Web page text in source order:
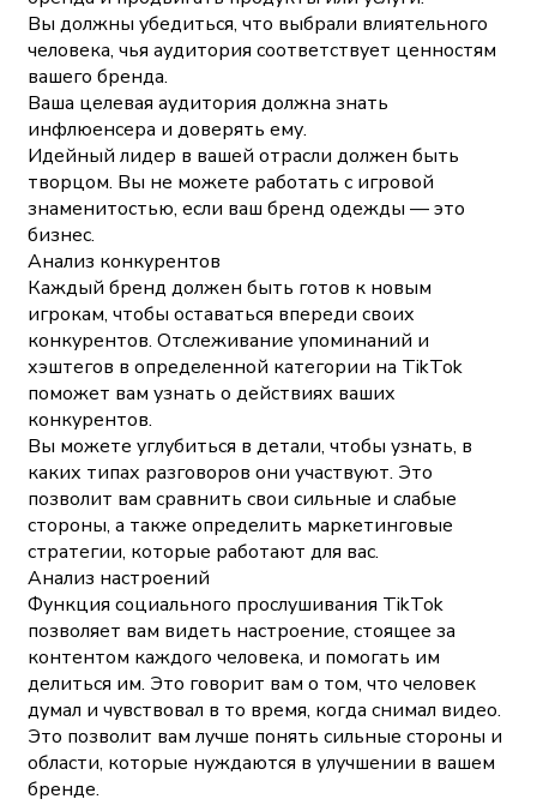
Вы должны убедиться, что выбрали влиятельного
человека, чья аудитория соответствует ценностям
вашего бренда.
Ваша целевая аудитория должна знать
инфлюенсера и доверять ему.
Идейный лидер в вашей отрасли должен быть
творцом. Вы не можете работать с игровой
знаменитостью, если ваш бренд одежды — это
бизнес.
Анализ конкурентов
Каждый бренд должен быть готов к новым
игрокам, чтобы оставаться впереди своих
конкурентов. Отслеживание упоминаний и
хэштегов в определенной категории на TikTok
поможет вам узнать о действиях ваших
конкурентов.
Вы можете углубиться в детали, чтобы узнать, в
каких типах разговоров они участвуют. Это
позволит вам сравнить свои сильные и слабые
стороны, а также определить маркетинговые
стратегии, которые работают для вас.
Анализ настроений
Функция социального прослушивания TikTok
позволяет вам видеть настроение, стоящее за
контентом каждого человека, и помогать им
делиться им. Это говорит вам о том, что человек
думал и чувствовал в то время, когда снимал видео.
Это позволит вам лучше понять сильные стороны и
области, которые нуждаются в улучшении в вашем
бренде.